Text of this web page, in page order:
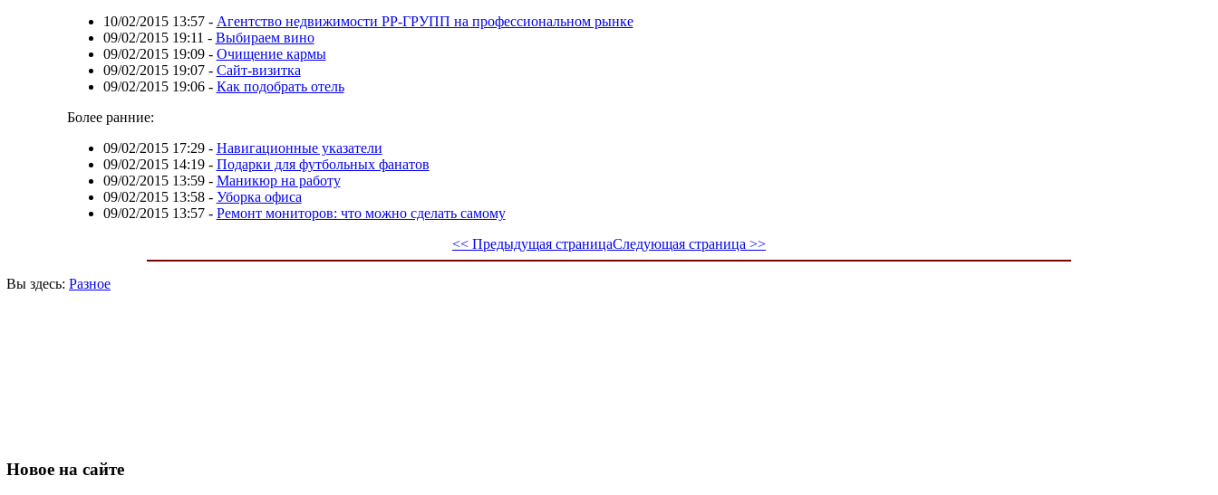
10/02/2015 13:57- Агентство недвижимости РР-ГРУПП на профессиональном рынке
09/02/2015 19:11 - Выбираем вино
09/02/2015 19:09- Очищение кармы
09/02/2015 19:07- Сайт-визитка
09/02/2015 19:06- Как подобрать отель
Более ранние:
09/02/2015 17:29- Навигационные указатели
09/02/2015 14:19- Подарки для футбольных фанатов
09/02/2015 13:59- Маникюр на работу
09/02/2015 13:58- Уборка офиса
09/02/2015 13:57- Ремонт мониторов: что можно сделать самому
<< Предыдущая страницаСледующая страница >>
Вы здесь: Разное
Новое на сайте